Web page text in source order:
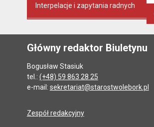
Interpelacje i zapytania radnych
Główny redaktor Biuletynu
Bogusław Stasiuk
tel.: (+48) 59 863 28 25
e-mail: sekretariat@starostwolebork.pl
Zespół redakcyjny